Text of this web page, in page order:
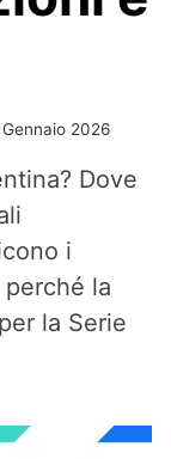
Gennaio 2026
Dove
i
la
la Serie